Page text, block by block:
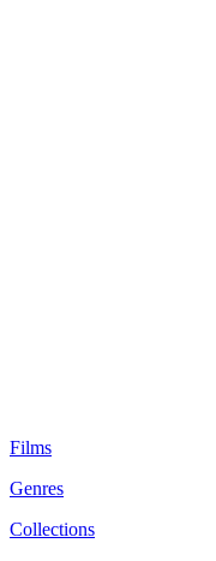
Films
Genres
Collections